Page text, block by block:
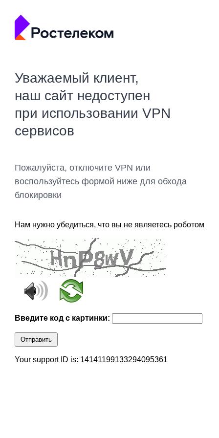
Уважаемый клиент,
наш сайт недоступен
при использовании VPN
сервисов
Пожалуйста, отключите VPN или
воспользуйтесь формой ниже для обхода
блокировки
Нам нужно убедиться, что вы не являетесь роботом
Введите код с картинки:
Отправить
Your support ID is: 14141199133294095361